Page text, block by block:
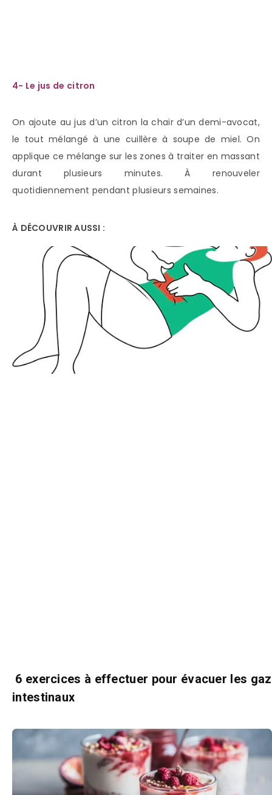
4- Le jus de citron
On ajoute au jus d’un citron la chair d’un demi-avocat,
le tout mélangé à une cuillère à soupe de miel. On
applique ce mélange sur les zones à traiter en massant
durant plusieurs minutes. À renouveler
quotidiennement pendant plusieurs semaines.
À DÉCOUVRIR AUSSI :
6 exercices à effectuer pour évacuer les gaz
intestinaux